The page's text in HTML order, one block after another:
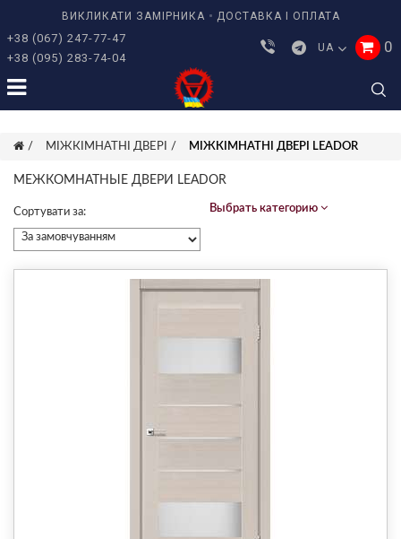
ВИКЛИКАТИ ЗАМІРНИКА ДОСТАВКА І ОПЛАТА
+38 (067) 247-77-47
+38 (095) 283-74-04
UA 0
МІЖКІМНАТНІ ДВЕРІ МІЖКІМНАТНІ ДВЕРІ LEADOR
МЕЖКОМНАТНЫЕ ДВЕРИ LEADOR
Сортувати за: Выбрать категорию